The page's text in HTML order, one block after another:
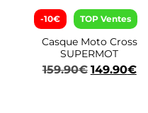
-10€ TOP Ventes
Casque Moto Cross
SUPERMOT
159.90€ 149.90€